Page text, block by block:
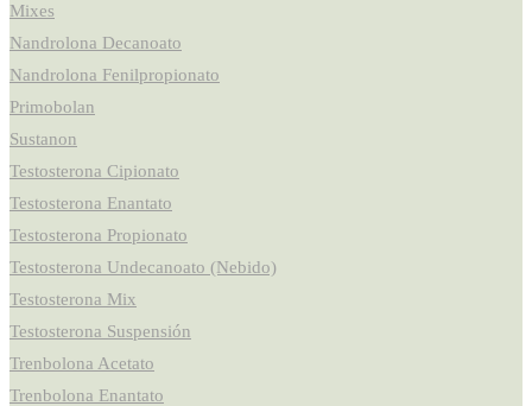
Mixes
Nandrolona Decanoato
Nandrolona Fenilpropionato
Primobolan
Sustanon
Testosterona Cipionato
Testosterona Enantato
Testosterona Propionato
Testosterona Undecanoato (Nebido)
Testosterona Mix
Testosterona Suspensión
Trenbolona Acetato
Trenbolona Enantato